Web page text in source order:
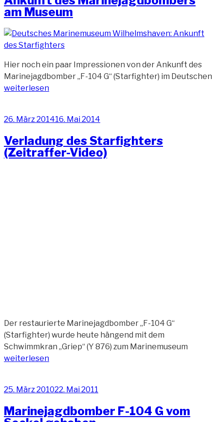
Video)“
am Museum
Hier noch ein paar Impressionen von der Ankunft des
Marinejagdbomber „F-104 G“ (Starfighter) im Deutschen
weiterlesen
Veröffentlicht
26. März 201416. Mai 2014
Verladung des Starfighters
(Zeitraffer-Video)
Der restaurierte Marinejagdbomber „F-104 G“
(Starfighter) wurde heute hängend mit dem
Schwimmkran „Griep“ (Y 876) zum Marinemuseum
weiterlesen
Veröffentlicht
25. März 201022. Mai 2011
Marinejagdbomber F-104 G vom